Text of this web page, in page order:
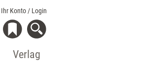
Ihr Konto / Login
Verlag